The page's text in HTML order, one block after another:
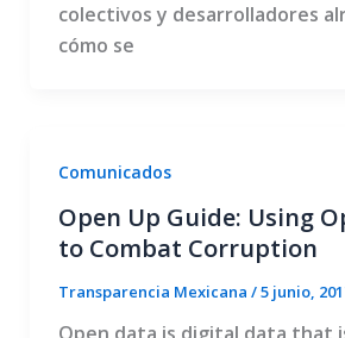
colectivos y desarrolladores
cómo se
Comunicados
Open Up Guide: Using
to Combat Corruption
Transparencia Mexicana /5 junio,